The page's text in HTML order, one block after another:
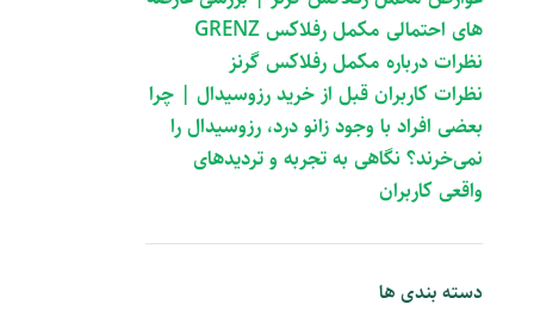
های احتمالی مکمل رفلاکس GRENZ
نظرات درباره مکمل رفلاکس گرنز
نظرات کاربران قبل از خرید رزوسیدال | چرا
بعضی افراد با وجود زانو درد، رزوسیدال را
نمی‌خرند؟ نگاهی به تجربه و تردیدهای
واقعی کاربران
دسته بندی ها